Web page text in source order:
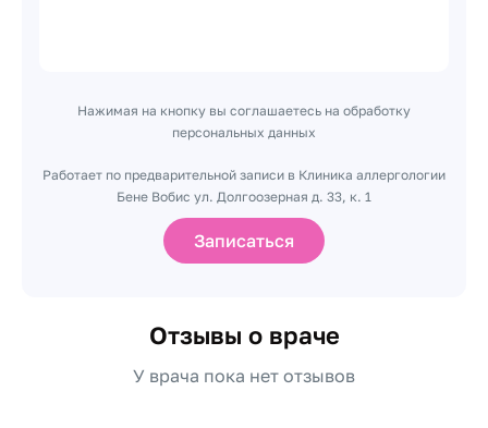
Нажимая на кнопку вы соглашаетесь на обработку
персональных данных
Работает по предварительной записи в Клиника аллергологии
Бене Вобис ул. Долгоозерная д. 33, к. 1
Записаться
Отзывы о враче
У врача пока нет отзывов